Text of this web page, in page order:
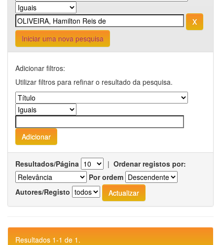
Iniciar uma nova pesquisa
Adicionar filtros:
Utilizar filtros para refinar o resultado da pesquisa.
Resultados/Página | Ordenar registos por:
Por ordem
Autores/Registo
Resultados 1-1 de 1.